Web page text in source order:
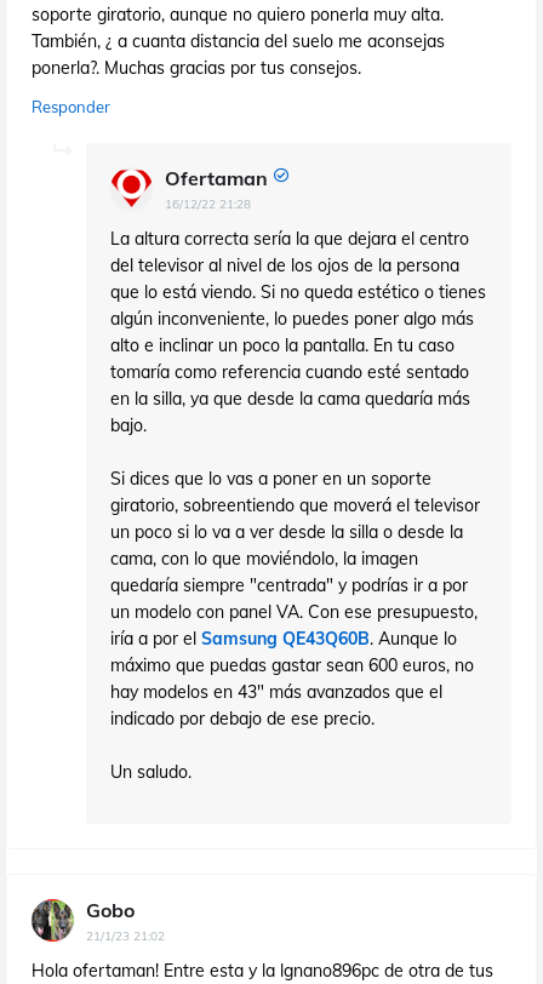
soporte giratorio, aunque no quiero ponerla muy alta.
También, ¿ a cuanta distancia del suelo me aconsejas
ponerla?. Muchas gracias por tus consejos.
Responder
Ofertaman
16/12/22 21:28
La altura correcta sería la que dejara el centro
del televisor al nivel de los ojos de la persona
que lo está viendo. Si no queda estético o tienes
algún inconveniente, lo puedes poner algo más
alto e inclinar un poco la pantalla. En tu caso
tomaría como referencia cuando esté sentado
en la silla, ya que desde la cama quedaría más
bajo.
Si dices que lo vas a poner en un soporte
giratorio, sobreentiendo que moverá el televisor
un poco si lo va a ver desde la silla o desde la
cama, con lo que moviéndolo, la imagen
quedaría siempre "centrada" y podrías ir a por
un modelo con panel VA. Con ese presupuesto,
iría a por el Samsung QE43Q60B. Aunque lo
máximo que puedas gastar sean 600 euros, no
hay modelos en 43" más avanzados que el
indicado por debajo de ese precio.
Un saludo.
Gobo
21/1/23 21:02
Hola ofertaman! Entre esta y la lgnano896pc de otra de tus